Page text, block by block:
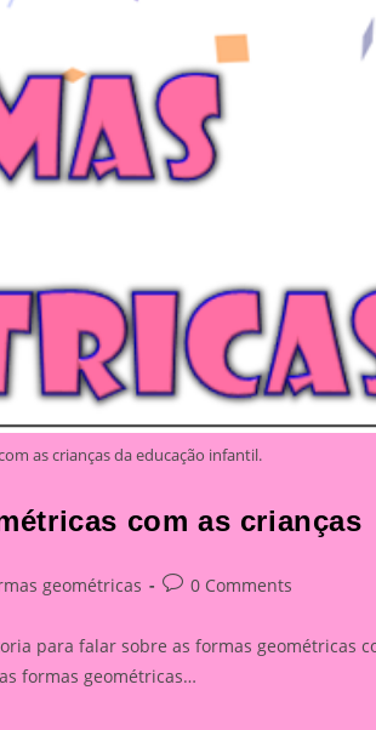
as crianças da educação infantil.
com as crianças
geométricas
Post0 Comments
para falar sobre as formas geométricas
formas geométricas…